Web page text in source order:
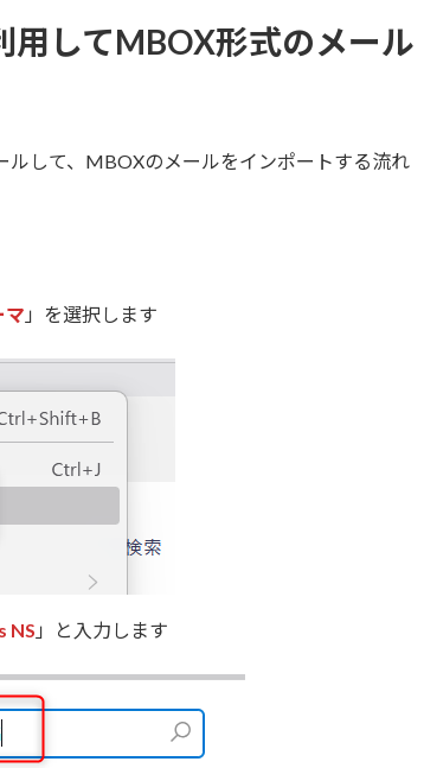
用してMBOX形式のメール
して、MBOXのメールをインポートする流れ
マ 」を選択します
NS 」と入力します